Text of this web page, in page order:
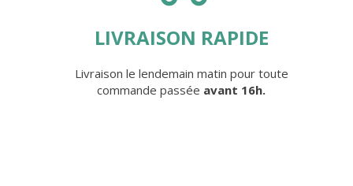
LIVRAISON RAPIDE
Livraison le lendemain matin pour toute
commande passée avant 16h.